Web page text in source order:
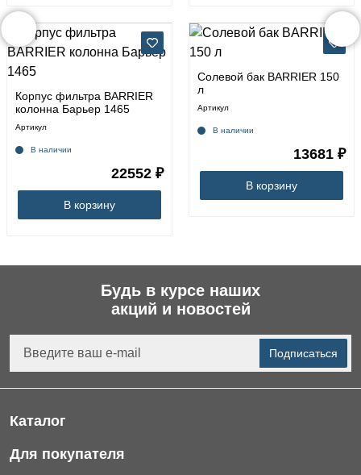
Корпус фильтра BARRIER
колонна Барьер 1465
Артикул
В наличии
22552 ₽
В корзину
Солевой бак BARRIER 150
л
Артикул
В наличии
13681 ₽
В корзину
Будь в курсе наших
акций и новостей
Подписаться
Каталог
Фильтры для питьевой воды
Для покупателя